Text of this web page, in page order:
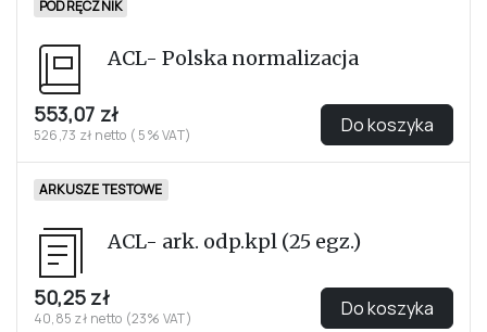
Elementy testu
PODRĘCZNIK
ACL- Podręcznik oryginalny
306,56 zł
291,96 zł netto ( 5% VAT)
PODRĘCZNIK
ACL- Polska normalizacja